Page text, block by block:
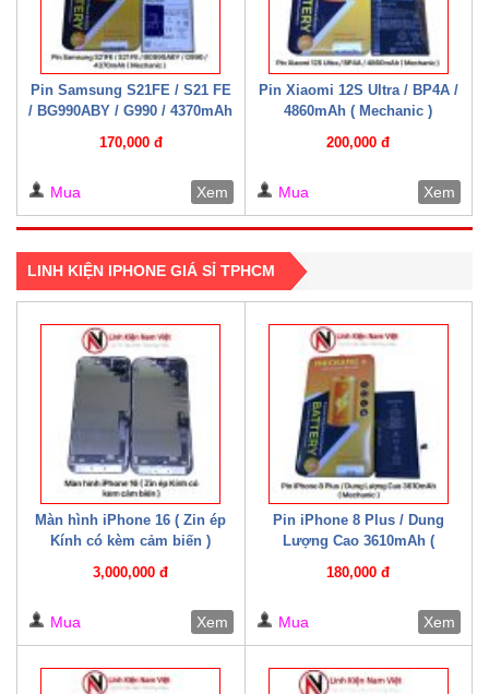
Pin Samsung S21FE / S21 FE
/ BG990ABY / G990 / 4370mAh
170,000 đ
Mua Xem
Pin Xiaomi 12S Ultra / BP4A /
4860mAh ( Mechanic )
200,000 đ
Mua Xem
LINH KIỆN IPHONE GIÁ SỈ TPHCM
Màn hình iPhone 16 ( Zin ép
Kính có kèm cảm biến )
3,000,000 đ
Mua Xem
Pin iPhone 8 Plus / Dung
Lượng Cao 3610mAh (
180,000 đ
Mua Xem